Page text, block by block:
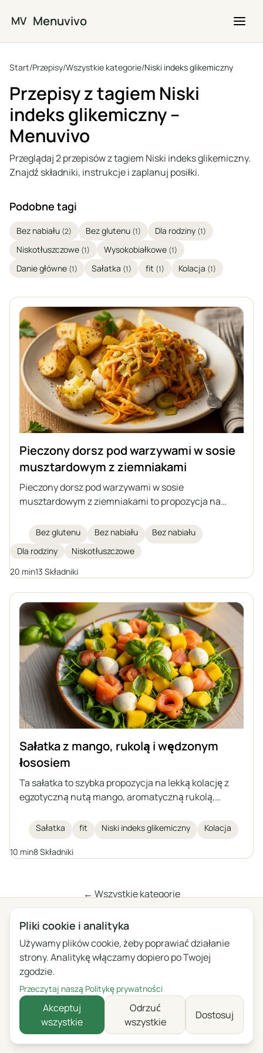
MV Menuvivo
Start/Przepisy/Wszystkie kategorie/Niski indeks glikemiczny
Przepisy z tagiem Niski
indeks glikemiczny –
Menuvivo
Przeglądaj 2 przepisów z tagiem Niski indeks glikemiczny.
Znajdź składniki, instrukcje i zaplanuj posiłki.
Podobne tagi
Bez nabiału (2) Bez glutenu (1) Dla rodziny (1)
Niskotłuszczowe (1) Wysokobiałkowe (1)
Danie główne (1) Sałatka (1) fit (1) Kolacja (1)
Pieczony dorsz pod warzywami w sosie
musztardowym z ziemniakami
Pieczony dorsz pod warzywami w sosie
musztardowym z ziemniakami to propozycja na
głównej. Soczysty dorsz zapiekany jest z duszonymi
warzywami w aromatycznym sosie musztardowym,
a całość podawana z pieczonymi ziemniakami.
Idealna propozycja dla osób dbających o zdrową
codziennym jadłospisie.
Bez glutenu Bez nabiału
Bez nabiału
Dla rodziny
Niskotłuszczowe
20 min13 Składniki
Sałatka z mango, rukolą i wędzonym
łososiem
Ta sałatka to szybka propozycja na lekką kolację z
egzotyczną nutą mango, aromatyczną rukolą,
dopełnia świeża bazylia oraz cytrynowy dressing.
Idealna dla osób dbających o zdrowie i sylwetkę.
Sałatka fit Niski indeks glikemiczny Kolacja
10 min8 Składniki
← Wszystkie kategorie
PrywatnośćRegulaminBlogPrzekaż opinięLista zmian
Ustawienia ciasteczek
English
Deutsch
Русский
Українська
Čeština
Pliki cookie i analityka
Używamy plików cookie, żeby poprawiać działanie
strony. Analitykę włączamy dopiero po Twojej
zgodzie.
Przeczytaj naszą Politykę prywatności
Akceptuj
wszystkie
Odrzuć
wszystkie
Dostosuj